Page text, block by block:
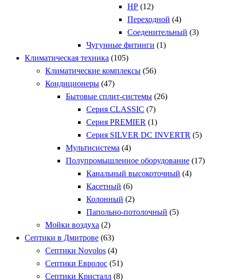
НР (12)
Переходной (4)
Соеденительный (3)
Чугунные фитинги (1)
Климатическая техника (105)
Климатические комплексы (56)
Кондиционеры (47)
Бытовые сплит-системы (26)
Серия CLASSIC (7)
Серия PREMIER (1)
Серия SILVER DC INVERTR (5)
Мультисистема (4)
Полупромышленное оборудование (17)
Канальный высокоточный (4)
Касетный (6)
Колонный (2)
Папольно-потолочный (5)
Мойки воздуха (2)
Септики в Дмитрове (63)
Септики Novolos (4)
Септики Евролос (51)
Септики Кристалл (8)